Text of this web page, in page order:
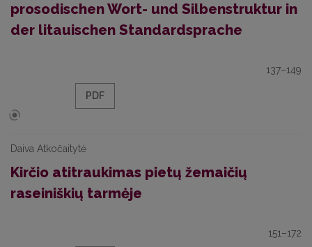
prosodischen Wort- und Silbenstruktur in
der litauischen Standardsprache
137–149
PDF
Daiva Atkočaitytė
Kirčio atitraukimas pietų žemaičių
raseiniškių tarmėje
151–172